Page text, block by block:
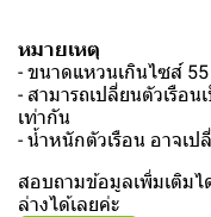
หมายเหตุ
- ขนาดแหวนเกินไซส์
- สามารถเปลี่ยนตัวเรือ
เท่ากัน
- น้ำหนักตัวเรือน อาจเ
สอบถามข้อมูลเพิ่มเติมไ
ล่างได้เลยค่ะ